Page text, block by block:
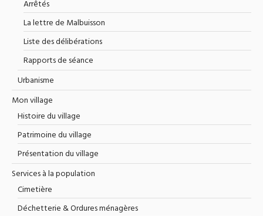
Arrêtés
La lettre de Malbuisson
Liste des délibérations
Rapports de séance
Urbanisme
Mon village
Histoire du village
Patrimoine du village
Présentation du village
Services à la population
Cimetière
Déchetterie & Ordures ménagères